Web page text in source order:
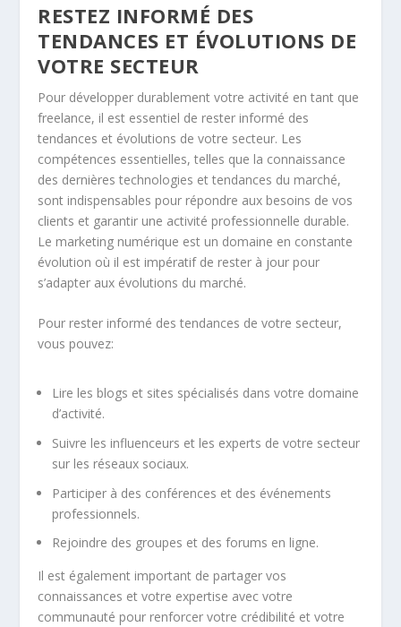
RESTEZ INFORMÉ DES
TENDANCES ET ÉVOLUTIONS DE
VOTRE SECTEUR
Pour développer durablement votre activité en tant que
freelance, il est essentiel de rester informé des
tendances et évolutions de votre secteur. Les
compétences essentielles, telles que la connaissance
des dernières technologies et tendances du marché,
sont indispensables pour répondre aux besoins de vos
clients et garantir une activité professionnelle durable.
Le marketing numérique est un domaine en constante
évolution où il est impératif de rester à jour pour
s’adapter aux évolutions du marché.
Pour rester informé des tendances de votre secteur,
vous pouvez:
Lire les blogs et sites spécialisés dans votre domaine
d’activité.
Suivre les influenceurs et les experts de votre secteur
sur les réseaux sociaux.
Participer à des conférences et des événements
professionnels.
Rejoindre des groupes et des forums en ligne.
Il est également important de partager vos
connaissances et votre expertise avec votre
communauté pour renforcer votre crédibilité et votre